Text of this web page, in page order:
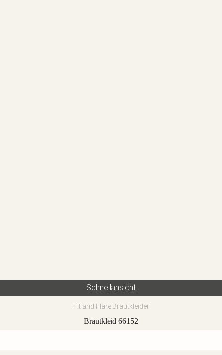
Schnellansicht
Fit and Flare Brautkleider
Brautkleid 66152